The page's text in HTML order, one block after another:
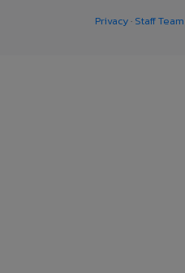
Privacy· Staff Team